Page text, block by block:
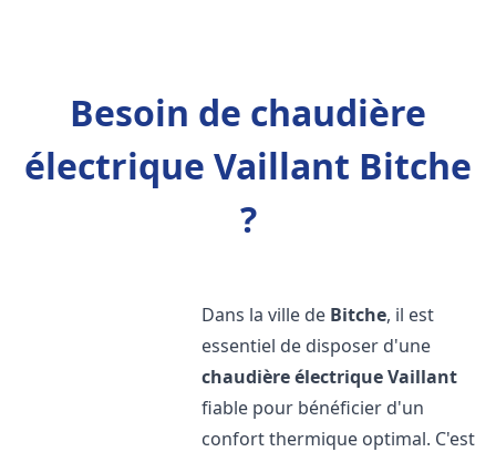
Besoin de chaudière
électrique Vaillant Bitche
?
Dans la ville de Bitche, il est
essentiel de disposer d'une
chaudière électrique Vaillant
fiable pour bénéficier d'un
confort thermique optimal. C'est